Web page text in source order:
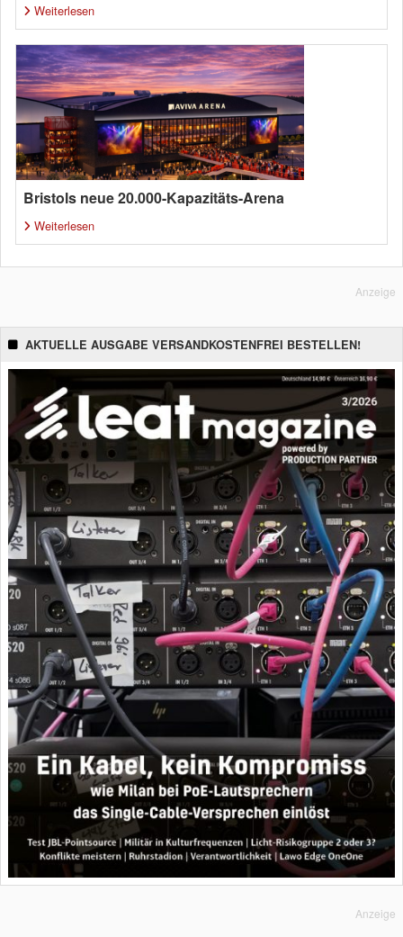
Weiterlesen
Bristols neue 20.000-Kapazitäts-Arena
Weiterlesen
Anzeige
AKTUELLE AUSGABE VERSANDKOSTENFREI BESTELLEN!
Anzeige